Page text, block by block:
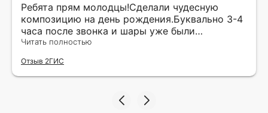
Ребята прям молодцы!Сделали чудесную
композицию на день рождения.Буквально 3-4
часа после звонка и шары уже были
доставлены мне по адресу.Качество
рада.
Читать полностью
Отзыв 2ГИС